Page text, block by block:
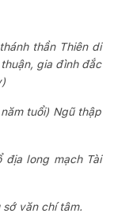
thần Thiên di
gia đình đắc
tuổi) Ngũ thập
địa long mạch Tài
văn chí tâm.